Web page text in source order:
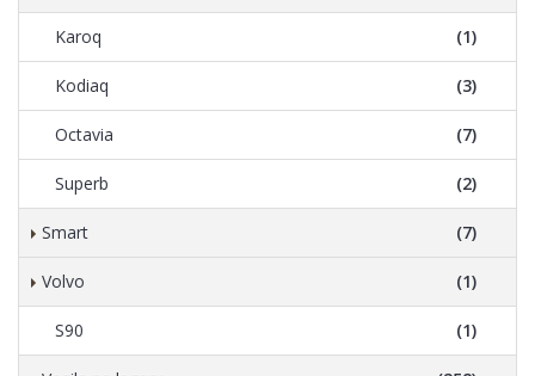
Karoq (1)
Kodiaq (3)
Octavia (7)
Superb (2)
Smart (7)
Volvo (1)
S90 (1)